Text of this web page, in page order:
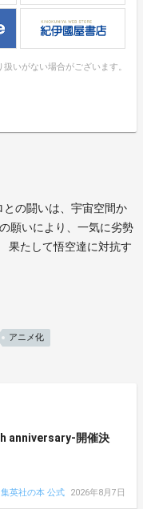
いがない場合がございます。
の闘いは、宇宙空間か
願いにより、一気に劣勢
果たして悟空達に対抗す
アニメ化
anniversary-開催決
集英社の本 公式
2026年8月7日